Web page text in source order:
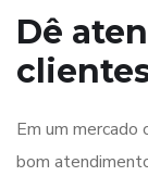
Dê
Em um mercado
bom